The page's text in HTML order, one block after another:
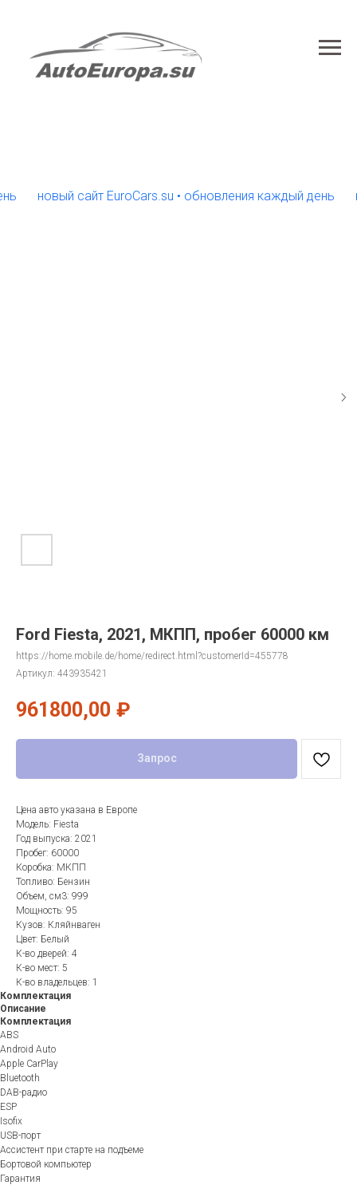
новый сайт EuroCars.su • обновления каждый день
Ford Fiesta, 2021, МКПП, пробег 60000 км
https://home.mobile.de/home/redirect.html?customerId=455778
Артикул: 443935421
961800,00 ₽
Запрос
Цена авто указана в Европе
Модель: Fiesta
Год выпуска: 2021
Пробег: 60000
Коробка: МКПП
Топливо: Бензин
Объем, см3: 999
Мощность: 95
Кузов: Кляйнваген
Цвет: Белый
К-во дверей: 4
К-во мест: 5
К-во владельцев: 1
Комплектация
Описание
Комплектация
ABS
Android Auto
Apple CarPlay
Bluetooth
DAB-радио
ESP
Isofix
USB-порт
Ассистент при старте на подъеме
Бортовой компьютер
Гарантия